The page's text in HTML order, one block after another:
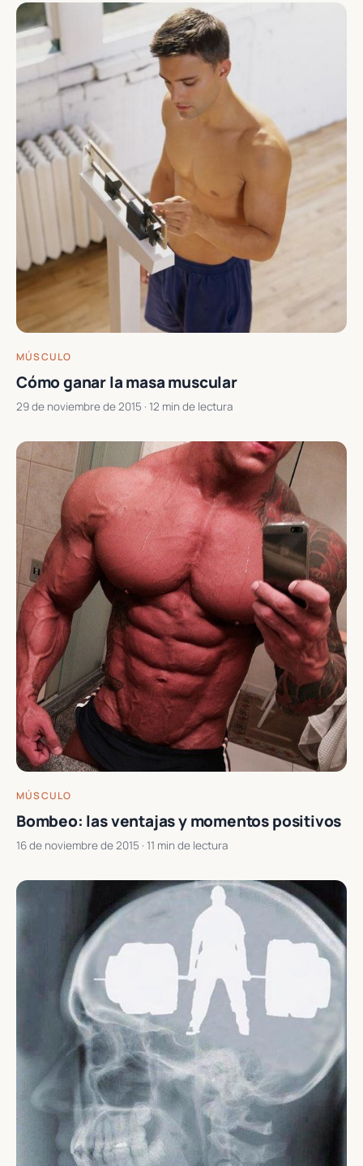
MÚSCULO
Cómo ganar la masa muscular
29 de noviembre de 2015 · 12 min de lectura
MÚSCULO
Bombeo: las ventajas y momentos positivos
16 de noviembre de 2015 · 11 min de lectura